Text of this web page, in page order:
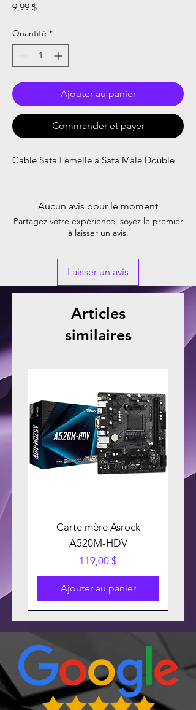
9,99 $Prix
Quantité *
Ajouter au panier
Commander et payer
Cable Sata Femelle a Sata Male Double
Aucun avis pour le moment
Partagez votre expérience, soyez le premier
à laisser un avis.
Laisser un avis
Articles
similaires
Carte mère Asrock
A520M-HDV
Prix
119,00 $
Ajouter au panier